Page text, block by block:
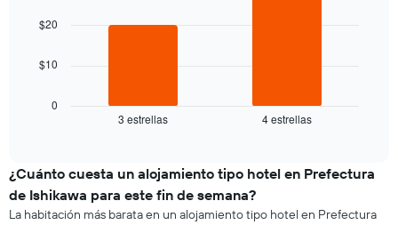
que
semana.
El
gráfico
bars.
siguiente
muestra
de
una
habitación
3 estrellas 4 estrellas
0
$10
$20
¿Cuánto cuesta un alojamiento tipo hotel en Prefectura
de Ishikawa para este fin de semana?
La habitación más barata en un alojamiento tipo hotel en Prefectura